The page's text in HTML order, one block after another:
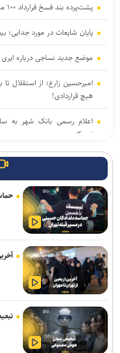
پشت‌پرده بند فسخ قرارداد ۱۰۰ میلیونی استقلال و رضاییان
پایان شایعات در مورد جدایی؛
موضع جدید نساجی درباره
امیرحسین زارع؛ از استقلال
هیچ قراردادی!
اعلام رسمی بانک شهر به
نمی‌کنیم
برگزاری مجمع سالیانه
سرمربی اوکراینی تیم ملی
کسب مدال را در ناگویا داریم
تور جهانی تنیس صربستان|
اولین اردوی مشترکی ملی‌پوشان
بانک شهر از شرکت در لیگ
اعلام زمان بازگشت گرا به
گروسی: استقلال باید به
بهتر که جدا شد